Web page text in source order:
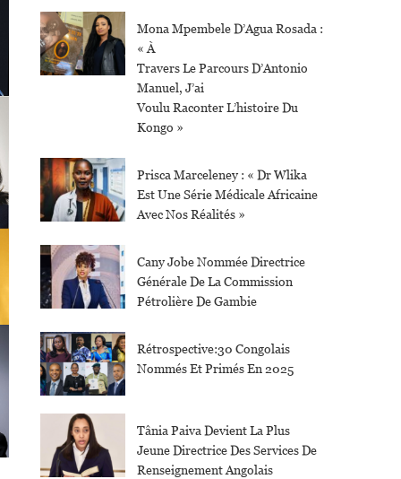
Mona Mpembele D’Agua Rosada :
« À
Travers Le Parcours D’Antonio
Manuel, J’ai
Voulu Raconter L’histoire Du
Kongo »
Prisca Marceleney : « Dr Wlika
Est Une Série Médicale Africaine
Avec Nos Réalités »
Cany Jobe Nommée Directrice
Générale De La Commission
Pétrolière De Gambie
Rétrospective:30 Congolais
Nommés Et Primés En 2025
Tânia Paiva Devient La Plus
Jeune Directrice Des Services De
Renseignement Angolais